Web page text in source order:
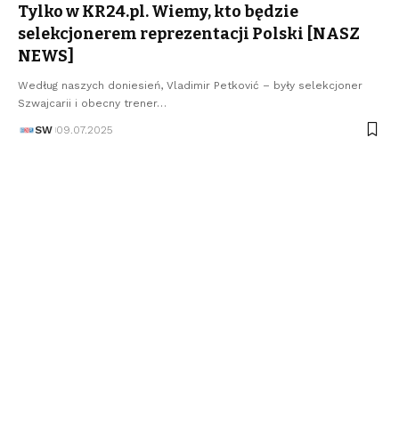
Tylko w KR24.pl. Wiemy, kto będzie
selekcjonerem reprezentacji Polski [NASZ
NEWS]
Według naszych doniesień, Vladimir Petković – były selekcjoner
Szwajcarii i obecny trener…
SW 09.07.2025